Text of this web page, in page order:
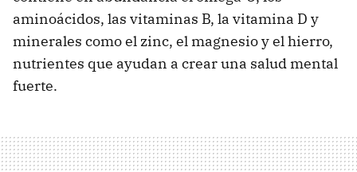
aminoácidos, las vitaminas B, la vitamina D y
minerales como el zinc, el magnesio y el hierro,
nutrientes que ayudan a crear una salud mental
fuerte.